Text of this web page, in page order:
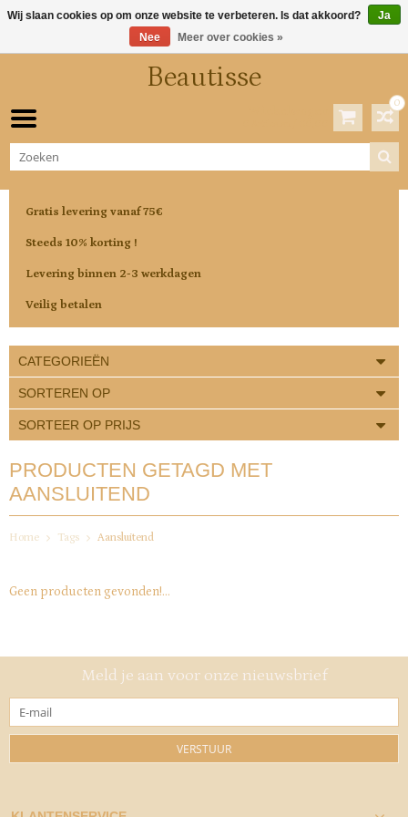
Beautisse
0
Gratis levering vanaf 75€
Steeds 10% korting !
Levering binnen 2-3 werkdagen
Veilig betalen
CATEGORIEËN
SORTEREN OP
SORTEER OP PRIJS
PRODUCTEN GETAGD MET
AANSLUITEND
Home Tags Aansluitend
Geen producten gevonden!...
Meld je aan voor onze nieuwsbrief
VERSTUUR
Wij slaan cookies op om onze website te verbeteren. Is dat akkoord?
Ja
Nee
Meer over cookies »